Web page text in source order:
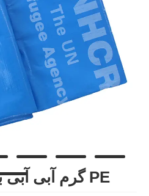
220 گرم آبی آبی با رنگ برزنت PE